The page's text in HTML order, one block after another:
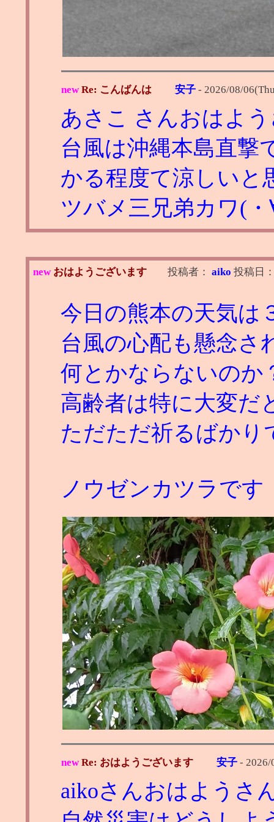
new Re: こんばんは 安子 - 2026/08/
あさこ さんおはよ
台風は沖縄本島直撃
かる程度て涼しいと
ツバメ三兄弟カワ(
new おはようございます 投稿者： aiko 投稿日
今日の熊本の天気は
台風の心配も懸念さ
何とかならないのか
高齢者は特に大変だ
ただただ祈るばかり
ノウゼンカツラです
new Re: おはようございます 安子 - 2026/
aikoさんおはようさ